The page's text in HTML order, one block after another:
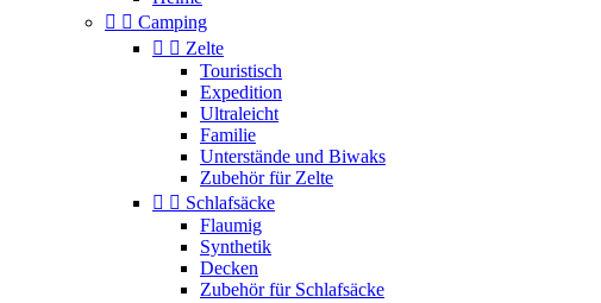
  Camping
  Zelte
Touristisch
Expedition
Ultraleicht
Familie
Unterstände und Biwaks
Zubehör für Zelte
  Schlafsäcke
Flaumig
Synthetik
Decken
Zubehör für Schlafsäcke